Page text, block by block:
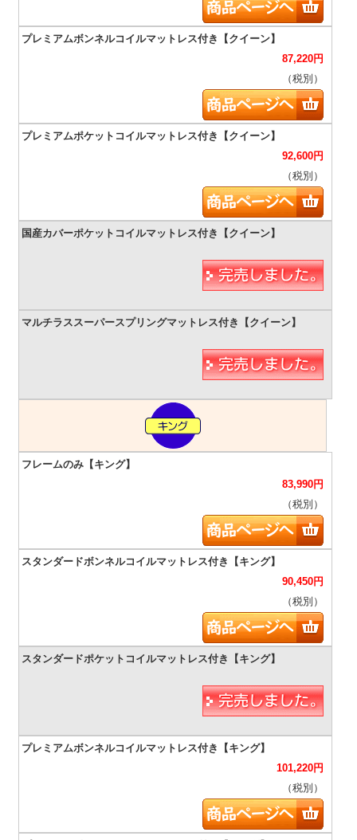
87,220円
（税別）
92,600円
（税別）
83,990円
（税別）
90,450円
（税別）
101,220円
（税別）